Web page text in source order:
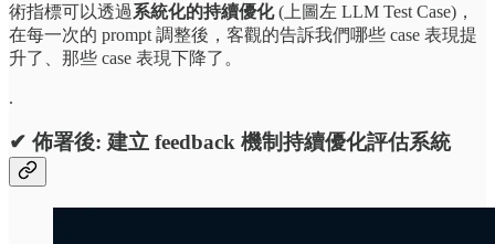
術指標可以透過系統化的持續優化(上圖左 LLM Test Case)，
在每一次的 prompt 調整後，客觀的告訴我們哪些 case 表現提
升了、那些 case 表現下降了。
.
✔ 佈署後: 建立 feedback 機制持續優化評估系統